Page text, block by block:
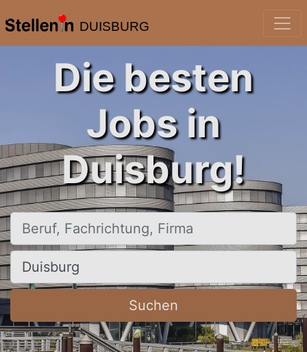
DUISBURG
Die besten
Jobs in
Duisburg!
Beruf, Fachrichtung, Firma
Ort, Stadt
Suchen